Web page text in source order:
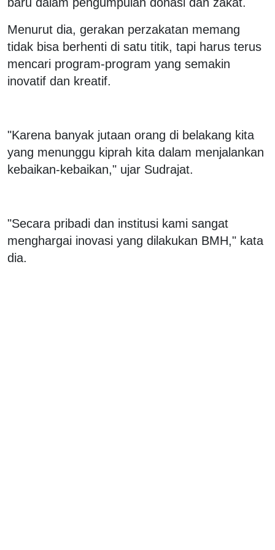
Menurut dia, gerakan perzakatan memang
tidak bisa berhenti di satu titik, tapi harus terus
mencari program-program yang semakin
inovatif dan kreatif.
"Karena banyak jutaan orang di belakang kita
yang menunggu kiprah kita dalam menjalankan
kebaikan-kebaikan," ujar Sudrajat.
"Secara pribadi dan institusi kami sangat
menghargai inovasi yang dilakukan BMH," kata
dia.